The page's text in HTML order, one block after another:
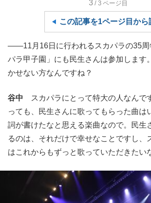
3 /3 ページ目
この記事を1ページ目から
――11月16日に行われるスカパラの35周
パラ甲子園」にも民生さんは参加します
かせない方なんですね？
谷中 スカパラにとって特大の人なんで
っても、民生さんに歌ってもらった曲は
詞が書けたなと思える楽曲なので。民生
るのは、それだけで幸せなことですし、
はこれからもずっと歌っていただきたい